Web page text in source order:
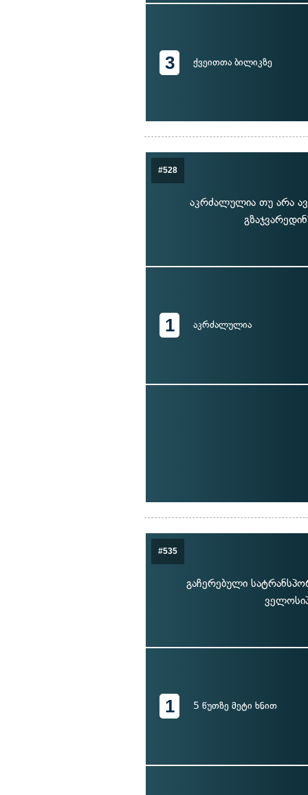
3 ქვეითთა ბილიკზე
#528
აკრძალულია თუ არა
1 აკრძალულია
#535
გაჩერებული
1 5 წუთზე მეტი ხნით